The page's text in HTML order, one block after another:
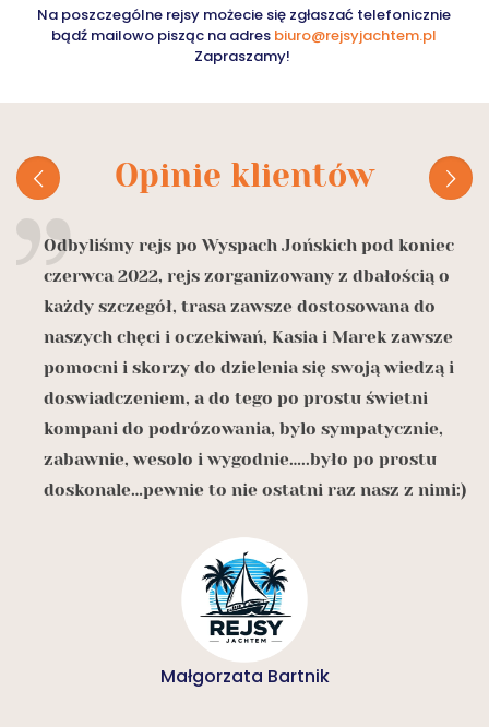
Na poszczególne rejsy możecie się zgłaszać telefonicznie
bądź mailowo pisząc na adres biuro@rejsyjachtem.pl
Zapraszamy!
Opinie klientów
Odbyliśmy rejs po Wyspach Jońskich pod koniec
czerwca 2022, rejs zorganizowany z dbałością o
każdy szczegół, trasa zawsze dostosowana do
naszych chęci i oczekiwań, Kasia i Marek zawsze
pomocni i skorzy do dzielenia się swoją wiedzą i
doswiadczeniem, a do tego po prostu świetni
kompani do podrózowania, bylo sympatycznie,
zabawnie, wesolo i wygodnie…..było po prostu
doskonale…pewnie to nie ostatni raz nasz z nimi:)
Małgorzata Bartnik